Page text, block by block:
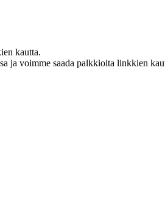
kautta.
voimme saada palkkioita linkkien